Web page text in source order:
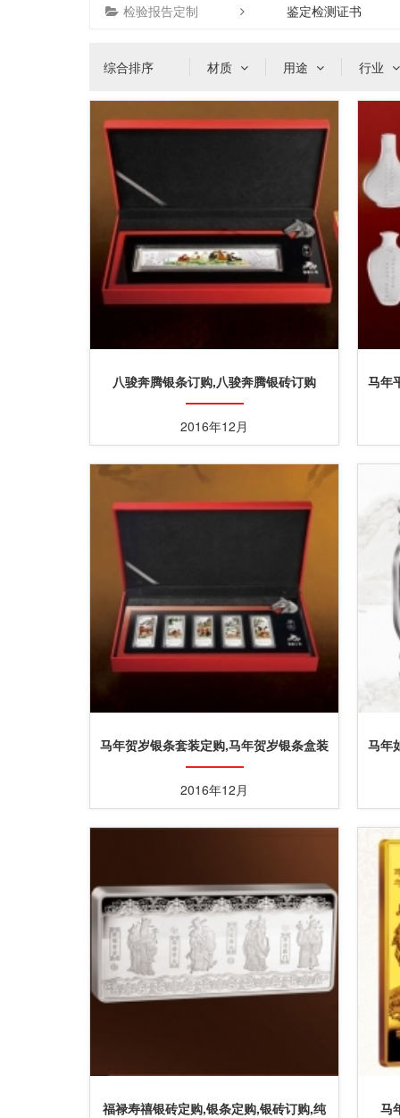
检验报告定制
鉴定检测证书
综合排序 材质 用途 行业
八骏奔腾银条订购,八骏奔腾银砖订购
2016年12月
马年
马年贺岁银条套装定购,马年贺岁银条盒装
订购
2016年12月
马年
福禄寿禧银砖定购,银条定购,银砖订购,纯
马